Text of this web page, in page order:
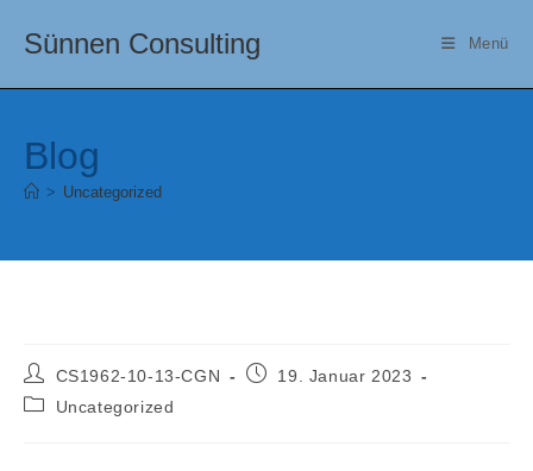
InhaltSünnen Consulting Menü
Blog
> Uncategorized
Beitrags-
Autor:
CS1962-10-13-CGN
Beitrag19. Januar 2023
Beitrags-Uncategorized